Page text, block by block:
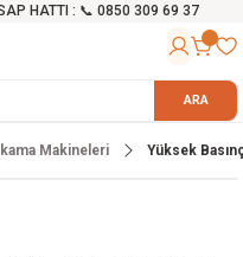
HATTI : 📞 0850 309 69 37
ARA
Makineleri Yüksek